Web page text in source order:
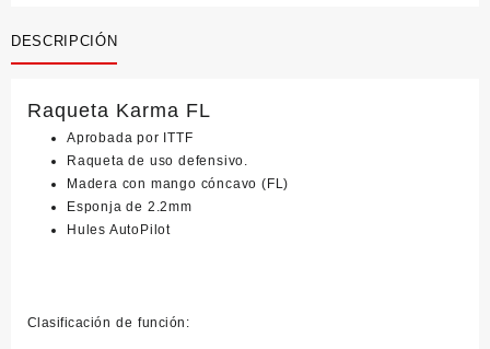
DESCRIPCIÓN
Raqueta Karma FL
Aprobada por ITTF
Raqueta de uso defensivo.
Madera con mango cóncavo (FL)
Esponja de 2.2mm
Hules AutoPilot
Clasificación de función: